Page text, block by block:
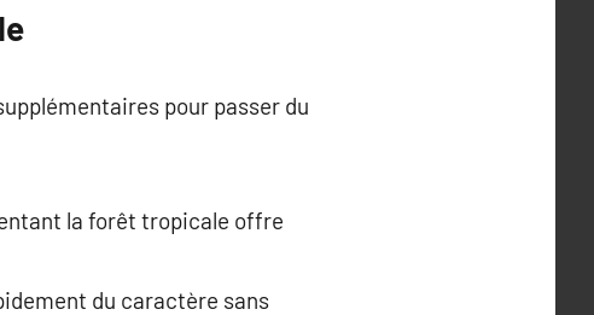
pour passer du
la forêt tropicale offre
du caractère sans